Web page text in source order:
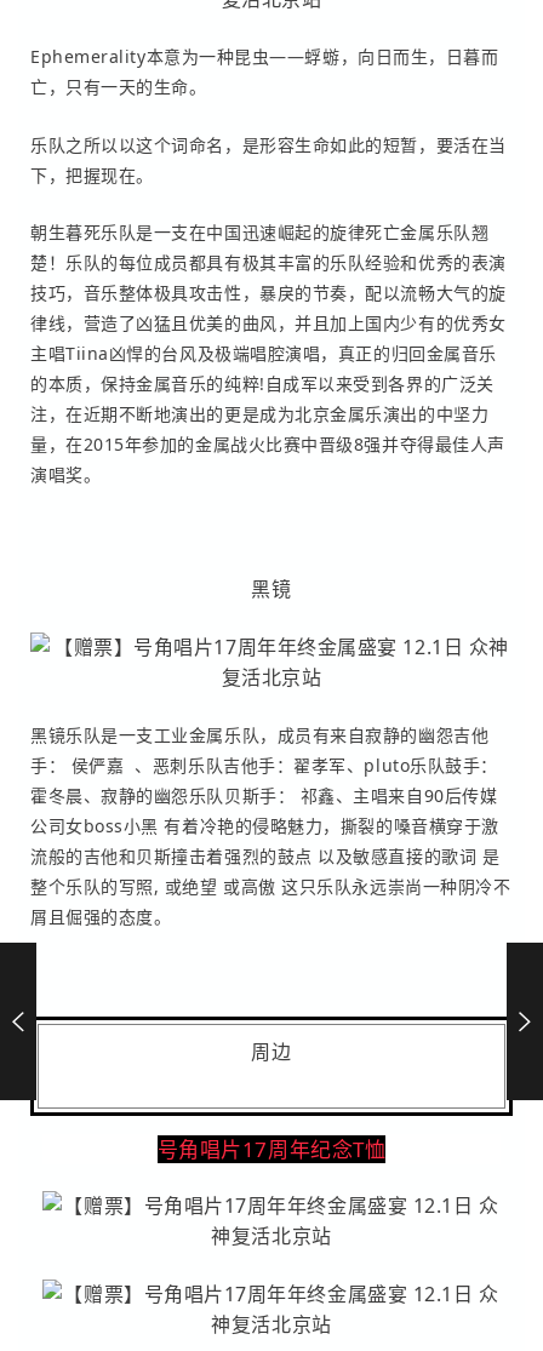
Ephemerality本意为一种昆虫——蜉蝣，向日而生，日暮而
亡，只有一天的生命。
乐队之所以以这个词命名，是形容生命如此的短暂，要活在当
下，把握现在。
朝生暮死乐队是一支在中国迅速崛起的旋律死亡金属乐队翘
楚！乐队的每位成员都具有极其丰富的乐队经验和优秀的表演
技巧，音乐整体极具攻击性，暴戾的节奏，配以流畅大气的旋
律线，营造了凶猛且优美的曲风，并且加上国内少有的优秀女
主唱Tiina凶悍的台风及极端唱腔演唱，真正的归回金属音乐
的本质，保持金属音乐的纯粹!自成军以来受到各界的广泛关
注，在近期不断地演出的更是成为北京金属乐演出的中坚力
量，在2015年参加的金属战火比赛中晋级8强并夺得最佳人声
演唱奖。
黑镜
黑镜乐队是一支工业金属乐队，成员有来自寂静的幽怨吉他
手： 侯俨嘉 、恶刺乐队吉他手：翟孝军、pluto乐队鼓手：
霍冬晨、寂静的幽怨乐队贝斯手： 祁鑫、主唱来自90后传媒
公司女boss小黑 有着冷艳的侵略魅力，撕裂的嗓音横穿于激
流般的吉他和贝斯撞击着强烈的鼓点 以及敏感直接的歌词 是
整个乐队的写照, 或绝望 或高傲 这只乐队永远崇尚一种阴冷不
屑且倔强的态度。
周边
号角唱片17周年纪念T恤